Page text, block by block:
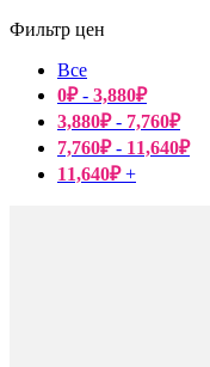
Фильтр цен
Все
0₽- 3,880₽
3,880₽- 7,760₽
7,760₽- 11,640₽
11,640₽+